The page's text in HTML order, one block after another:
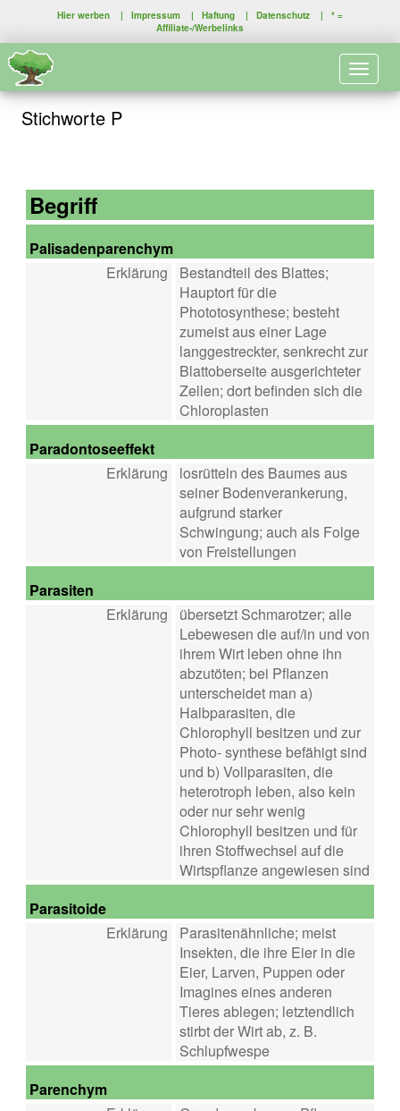
Hier werben | Impressum | Haftung | Datenschutz | * =
Affiliate-/Werbelinks
Stichworte P
Begriff
Palisadenparenchym
Erklärung
Bestandteil des Blattes;
Hauptort für die
Phototosynthese; besteht
zumeist aus einer Lage
langgestreckter, senkrecht zur
Blattoberseite ausgerichteter
Zellen; dort befinden sich die
Chloroplasten
Paradontoseeffekt
Erklärung
losrütteln des Baumes aus
seiner Bodenverankerung,
aufgrund starker
Schwingung; auch als Folge
von Freistellungen
Parasiten
Erklärung
übersetzt Schmarotzer; alle
Lebewesen die auf/in und von
ihrem Wirt leben ohne ihn
abzutöten; bei Pflanzen
unterscheidet man a)
Halbparasiten, die
Chlorophyll besitzen und zur
Photo- synthese befähigt sind
und b) Vollparasiten, die
heterotroph leben, also kein
oder nur sehr wenig
Chlorophyll besitzen und für
ihren Stoffwechsel auf die
Wirtspflanze angewiesen sind
Parasitoide
Erklärung
Parasitenähnliche; meist
Insekten, die ihre Eier in die
Eier, Larven, Puppen oder
Imagines eines anderen
Tieres ablegen; letztendlich
stirbt der Wirt ab, z. B.
Schlupfwespe
Parenchym